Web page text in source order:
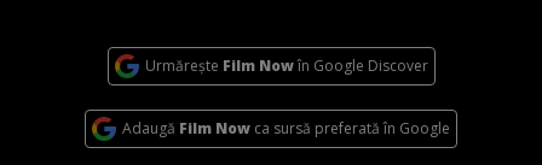
Urmărește Film Nowîn Google Discover
Adaugă Film Now ca sursă preferată în Google